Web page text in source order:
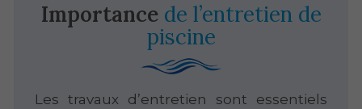
Importance de l’entretien de
piscine
Les travaux d’entretien sont essentiels